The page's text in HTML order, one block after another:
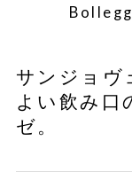
サンジョヴ
よい飲み
ゼ。